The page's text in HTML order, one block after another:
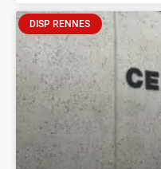
DISP RENNES